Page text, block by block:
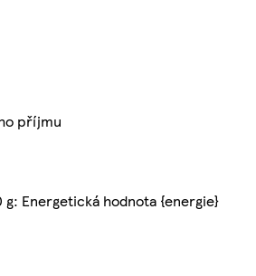
příjmu
g: Energetická hodnota {energie}